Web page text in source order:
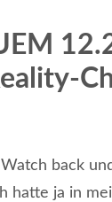
back
hatte ja in